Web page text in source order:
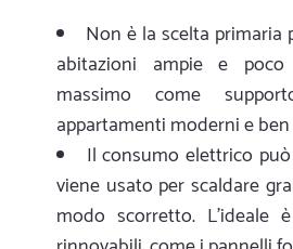
Non è la scelta primaria
abitazioni ampie e
massimo come
appartamenti moderni e
Il consumo elettrico
viene usato per scaldare
modo scorretto. L'ideale